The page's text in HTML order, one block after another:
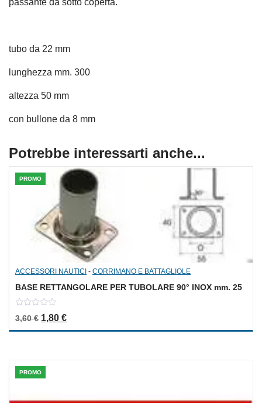
passante da sotto coperta.
tubo da 22 mm
lunghezza mm. 300
altezza 50 mm
con bullone da 8 mm
Potrebbe interessarti anche...
PROMO
ACCESSORI NAUTICI - CORRIMANO E BATTAGLIOLE
BASE RETTANGOLARE PER TUBOLARE 90° INOX mm. 25
out
of
3,60€ Il prezzo originale era: 3,60 €.
1,80 €Il prezzo attuale è: 1,80 €.
PROMO